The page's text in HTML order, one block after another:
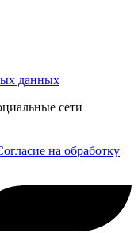
данных
сети
на обработку